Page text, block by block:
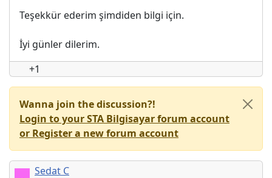
Teşekkür ederim şimdiden bilgi için.
İyi günler dilerim.
+1
Wanna join the discussion?!
Login to your STA Bilgisayar forum account
or Register a new forum account
Sedat C